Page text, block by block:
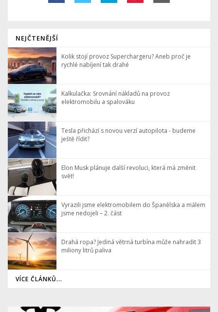
NEJČTENĚJŠÍ
Kolik stojí provoz Superchargeru? Aneb proč je
rychlé nabíjení tak drahé
Kalkulačka: Srovnání nákladů na provoz
elektromobilu a spalováku
Tesla přichází s novou verzí autopilota - budeme
ještě řídit?
Elon Musk plánuje další revoluci, která má změnit
svět!
Vyrazili jsme elektromobilem do Španělska a málem
jsme nedojeli – 2. část
Drahá ropa? Jediná větrná turbína může nahradit 3
miliony litrů paliva
VÍCE ČLÁNKŮ...